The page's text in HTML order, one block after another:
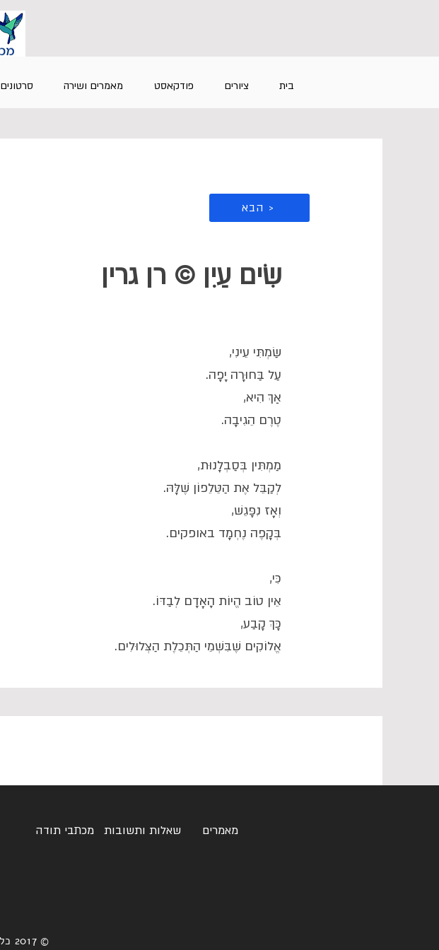
בית ציורים פודקאסט מאמרים ושירה סרטונים
הבא >
שִׂים עַיִן © רן גרין
שַׂמְתִּי עֵינִי,
עַל בַּחוּרָה יָפָה.
אַךְ הִיא,
טֶרֶם הֵגִיבָה.
מַמְתִּין בְּסַבְלָנוּת,
לְקַבֵּל אֶת הַטֵּלֵפוֹן שֶׁלָּהּ.
וְאָז נִפָּגֵשׁ,
בְּקָפֶה נֶחְמָד באופקים.
כִּי,
אֵין טוֹב הֱיוֹת הָאָדָם לְבַדּוֹ.
כָּךְ קָבַע,
אֱלוֹקִים שֶׁבִּשְׁמֵי הַתְּכֵלֶת הַצְּלוּלִים.
מכתבי תודה שאלות ותשובות מאמרים
© 2017 כל הזכויות שמורות רן גרין